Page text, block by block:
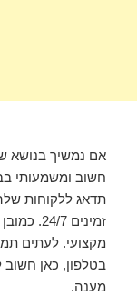
אם נמשיך בנושא
חשוב ומשמעותי
תדאג ללקוחות
זמינים
מקצועי. לעתים
בטלפון, כאן
מענה.